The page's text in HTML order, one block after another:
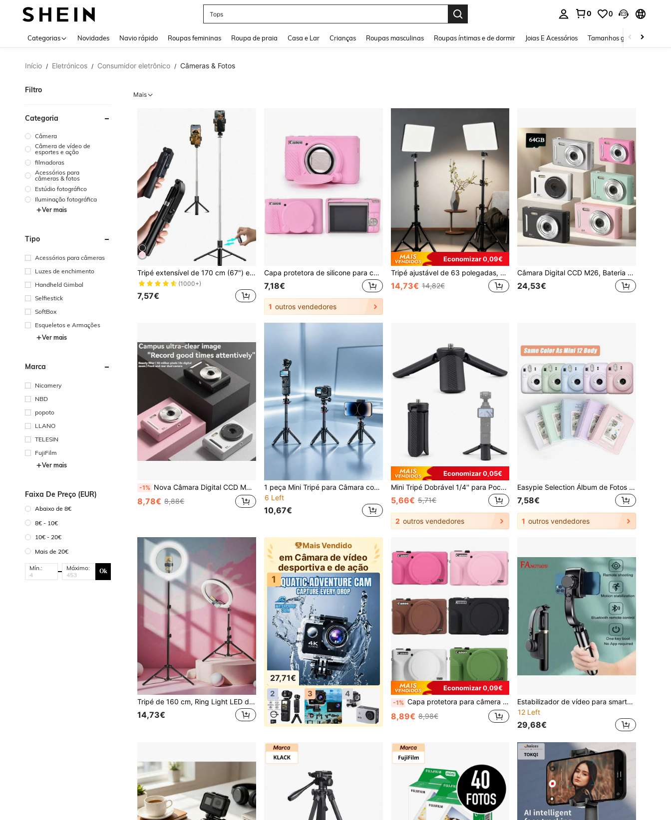
Tops
0 0
Categorias Novidades Navio rápido Roupas femininas Roupa de praia Casa e Lar Crianças Roupas masculinas Roupas íntimas e de dormir Joias E Acessórios Tamanhos grandes
Início / Eletrónicos / Consumidor eletrônico / Câmeras & Fotos
Filtro
Categoria
Câmera
Câmera de vídeo de
esportes e ação
filmadoras
Acessórios para
câmeras & fotos
Estúdio fotográfico
Iluminação fotográfica
Ver mais
Tipo
Acessórios para câmeras
Luzes de enchimento
Handheld Gimbal
Selfiestick
SoftBox
Esqueletos e Armações
Ver mais
Marca
Nicamery
NBD
popoto
LLANO
TELESIN
FujiFilm
Ver mais
Faixa De Preço (EUR)
Abaixo de 8€
8€ - 10€
10€ - 20€
Mais de 20€
Mín.: Máximo: Ok
Mais
Tripé extensível de 170 cm (67") em liga de alumínio para selfies com luz de preenchimento e controle remoto Bluetooth, compatível com smartphones iOS/Android - Ideal para viagens, vlogs, transmissões ao vivo e fotografia ao ar livre. Compacto e portátil, perfeito para vloggers e viajantes - Capture fotos incríveis a qualquer hora e em qualquer lugar! Produto campeão de !
(1000+)
7,57€
Capa protetora de silicone para câmera SX740 SX730, capa protetora de silicone para fotografia SX740
7,18€
1 outros vendedores
Economizar 0,09€
Tripé ajustável de 63 polegadas, com luz LED de 10 polegadas alimentada por USB para selfies e videoconferências, temperatura de cor ajustável de 3000K a 6500K, ideal para iluminação fotográfica, gravações, transmissões ao vivo, maquiagem, vlogs, etc.
14,73€ 14,82€
Câmara Digital CCD M26, Bateria de 700mAh, Essencial para Viagens, Câmara Compacta Point-And-Shoot, Design Leve, Interface USB, Adequada para Viajantes e Entusiastas de Fotografia, Inclui Cartão de Memória de 64GB, Estética Y2K
24,53€
-1% Nova Câmara Digital CCD M26 Campus de Alta Definição - Bateria de 700mAh, Compacta e Portátil - Adequada para Estudantes - Presente de Formatura - Presente de Férias, Estética Y2K
8,78€ 8,88€
1 peça Mini Tripé para Câmara com Cabeça Esférica 360°, Pega Manual Extensível, Suporte de Secretária Dobrável, Interface de Parafuso 1/4", Adequado para Câmaras, Câmaras de Ação e Ring Lights
6 Left
10,67€
Economizar 0,05€
Mini Tripé Dobrável 1/4'' para Pocket 3, Câmaras Osmo Action 4/5 Pro, Suporte Portátil de Secretária para Vlogging, Viagens, Webcam e Luz LED
5,66€ 5,71€
2 outros vendedores
Easypie Selection Álbum de Fotos com 64 Bolsos Compatível com Câmara Instantânea Mini 12/11/9, Álbum de Capas para Cartões de Grande Capacidade, Caderno de Armazenamento de Fotos Multicolor, Melhores Presentes para Amigos, Presentes de Formatura, Presentes de Volta às Aulas, Decorações de Natal, Presentes de Dia dos Namorados, Presentes para Mãe e Pai, Halloween, Ação de Graças, Presentes Personalizados, Presentes de Aniversário, Presentes de Ano Novo
7,58€
1 outros vendedores
Tripé de 160 cm, Ring Light LED de 30 cm - Luz suave alimentada por USB, ideal para fotografia em ambientes internos, vlogs de maquiagem e transmissões ao vivo - Perfeito para maquiagem ao ar livre, acessórios de fotografia, design de moda, luz LED de alta qualidade, maquiagem portátil.
14,73€
Mais Vendido
em Câmara de vídeo
desportiva e de ação
1
27,71€
2 3 4
Economizar 0,09€
-1% Capa protetora para câmera digital Canon G7 X Mark III, capa de silicone para câmera, bolsa para câmera Canon, acessórios para câmera, estojo para câmera
8,89€ 8,98€
Estabilizador de vídeo para smartphone FANGTUOSI Q08, bastão de selfie Bluetooth, tripé, estabilizador gimbal para transmissões ao vivo com smartphone, anti-vibração, suporte para fotos de retrato.
12 Left
29,68€